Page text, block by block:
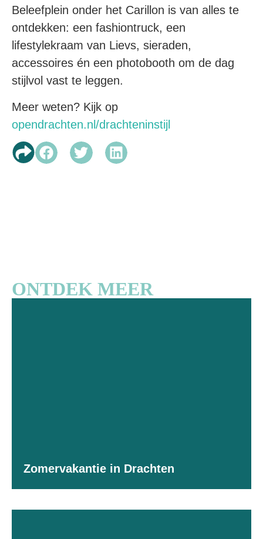
Beleefplein onder het Carillon is van alles te
ontdekken: een fashiontruck, een
lifestylekraam van Lievs, sieraden,
accessoires én een photobooth om de dag
stijlvol vast te leggen.
Meer weten? Kijk op
opendrachten.nl/drachteninstijl
ONTDEK MEER
Zomervakantie in Drachten